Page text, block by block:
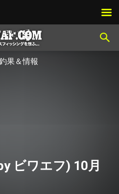
果＆情報
ビワエフ) 10月